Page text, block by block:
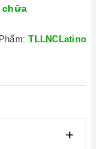
chữa
TLLNCLatino
+